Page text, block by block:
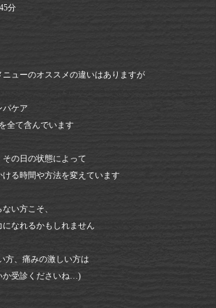
分
ューのオススメの違いはありますが
パケア
全て含んでいます
の日の状態によって
る時間や方法を変えています
い方こそ、
なれるかもしれません
方、痛みの激しい方は
受診くださいね…)